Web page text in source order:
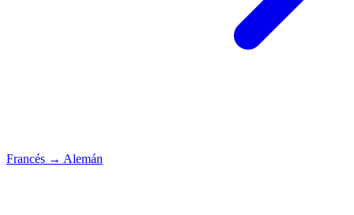
Francés → Alemán